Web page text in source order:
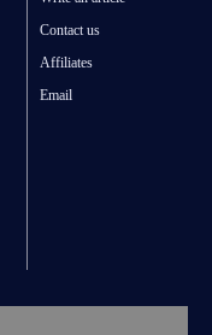
Contact us
Affiliates
Email